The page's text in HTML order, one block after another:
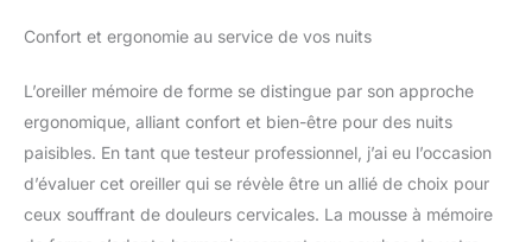
distinctif, offre un refuge
les positions de sommeil,
préparant à un réveil
plein de vitalité.
𝐂𝐨𝐧𝐟𝐨𝐫𝐭 𝐩𝐞𝐫𝐬𝐨𝐧𝐧𝐚𝐥𝐢𝐬𝐚𝐛𝐥𝐞 :
Cet oreiller ajustable et
élégant offre un confort
sur-mesure qui s'adapte
Confort et ergonomie au service de vos nuits
L’oreiller mémoire de forme se distingue par son approche
ergonomique, alliant confort et bien-être pour des nuits
paisibles. En tant que testeur professionnel, j’ai eu l’occasion
d’évaluer cet oreiller qui se révèle être un allié de choix pour
ceux souffrant de douleurs cervicales. La mousse à mémoire